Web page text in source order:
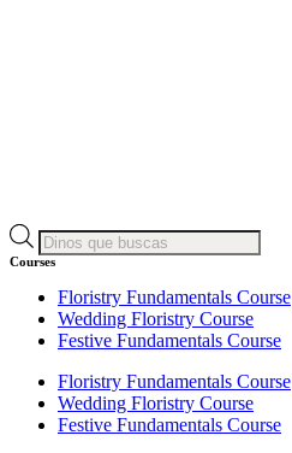
Products
search
Courses
Floristry Fundamentals Course
Wedding Floristry Course
Festive Fundamentals Course
Floristry Fundamentals Course
Wedding Floristry Course
Festive Fundamentals Course